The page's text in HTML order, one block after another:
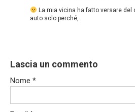
La mia vicina ha fatto versare del
auto solo perché,
Lascia un commento
Nome *